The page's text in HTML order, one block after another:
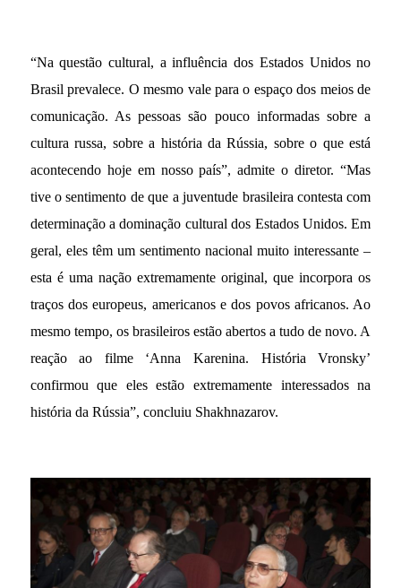
“Na questão cultural, a influência dos Estados Unidos no
Brasil prevalece. O mesmo vale para o espaço dos meios de
comunicação. As pessoas são pouco informadas sobre a
cultura russa, sobre a história da Rússia, sobre o que está
acontecendo hoje em nosso país”, admite o diretor. “Mas
tive o sentimento de que a juventude brasileira contesta com
determinação a dominação cultural dos Estados Unidos. Em
geral, eles têm um sentimento nacional muito interessante –
esta é uma nação extremamente original, que incorpora os
traços dos europeus, americanos e dos povos africanos. Ao
mesmo tempo, os brasileiros estão abertos a tudo de novo. A
reação ao filme ‘Anna Karenina. História Vronsky’
confirmou que eles estão extremamente interessados na
história da Rússia”, concluiu Shakhnazarov.